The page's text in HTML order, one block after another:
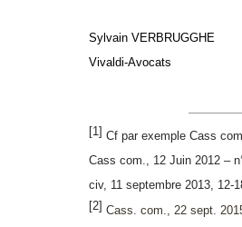
Sylvain VERBRUGGHE
Vivaldi-Avocats
[1] Cf par exemple Cass
Cass com., 12 Juin 2012 –
civ, 11 septembre 2013, 12-
[2] Cass. com., 22 sept.